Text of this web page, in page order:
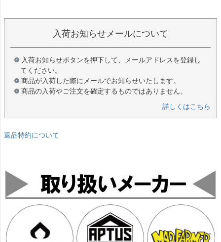
入荷お知らせメールについて
入荷お知らせボタンを押下して、メールアドレスを登録し
てください。
商品が入荷した際にメールでお知らせいたします。
商品の入荷やご注文を確定するものではありません。
詳しくはこちら
返品特約について